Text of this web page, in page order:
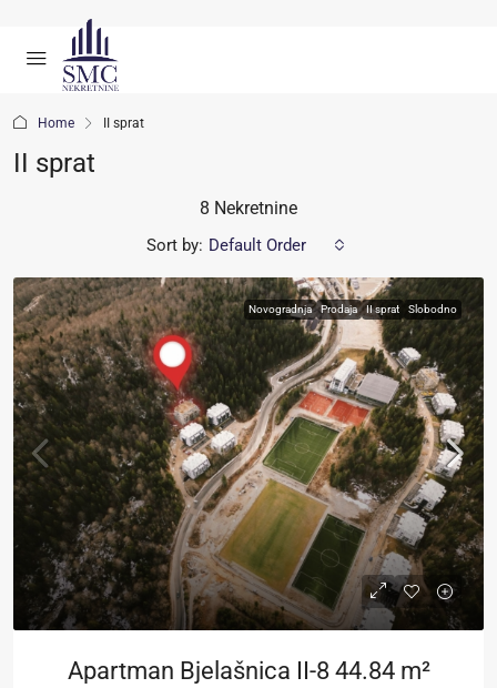
Home II sprat
II sprat
8 Nekretnine
Sort by: Default Order
Novogradnja Prodaja II sprat Slobodno
Apartman Bjelašnica II-8 44.84 m²